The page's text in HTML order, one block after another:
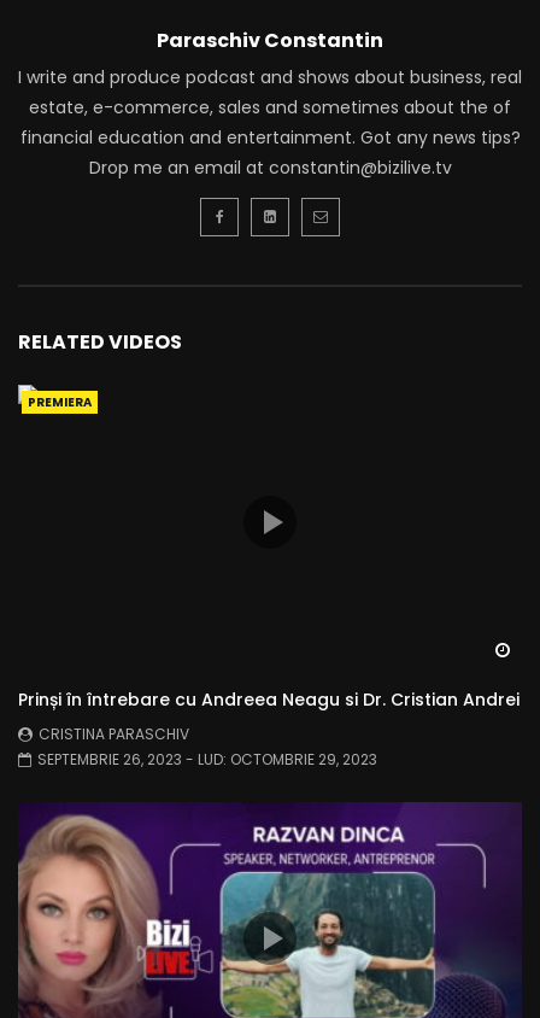
Paraschiv Constantin
I write and produce podcast and shows about business, real
estate, e-commerce, sales and sometimes about the of
financial education and entertainment. Got any news tips?
Drop me an email at constantin@bizilive.tv
RELATED VIDEOS
PREMIERA
Prinși în întrebare cu Andreea Neagu si Dr. Cristian Andrei
CRISTINA PARASCHIV
SEPTEMBRIE 26, 2023 - LUD: OCTOMBRIE 29, 2023